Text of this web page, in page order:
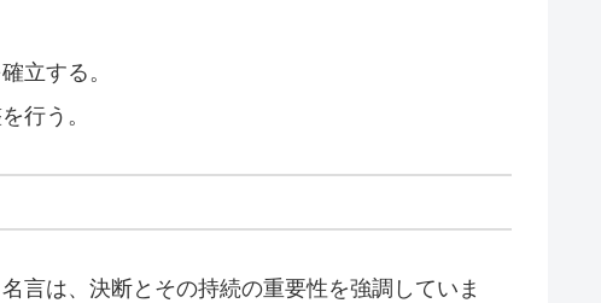
立する。
行う。
名言は、決断とその持続の重要性を強調していま